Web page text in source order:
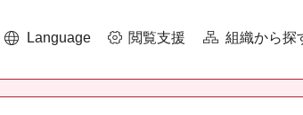
Language 閲覧支援 組織から探